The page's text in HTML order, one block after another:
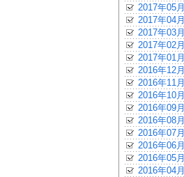
2017年05月
2017年04月
2017年03月
2017年02月
2017年01月
2016年12月
2016年11月
2016年10月
2016年09月
2016年08月
2016年07月
2016年06月
2016年05月
2016年04月